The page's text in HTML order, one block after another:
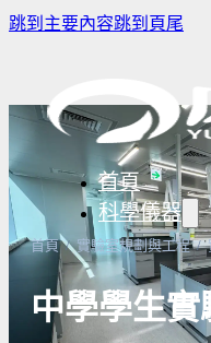
跳到主要內容跳到頁尾
首頁
科學儀器
樣品濃縮/乾燥前處
首頁 / 實驗室規劃與工程 /
中學學生